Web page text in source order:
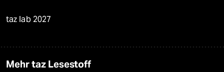
taz lab 2027
Mehr taz Lesestoff